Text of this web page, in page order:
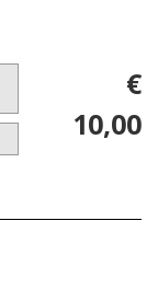
€
10,00